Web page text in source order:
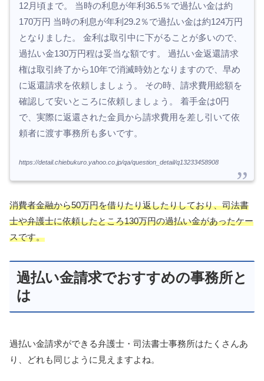
12月頃まで。 当時の利息が年利36.5％で過払い金は約
170万円 当時の利息が年利29.2％で過払い金は約124万円
となりました。 金利は取引中に下がることが多いので、
過払い金130万円程は妥当な額です。 過払い金返還請求
権は取引終了から10年で消滅時効となりますので、早め
に返還請求を依頼しましょう。 その時、請求費用総額を
確認して安いところに依頼しましょう。 着手金は0円
で、実際に返還された金員から請求費用を差し引いて依
頼者に渡す事務所も多いです。
https://detail.chiebukuro.yahoo.co.jp/qa/question_detail/q13233458908
消費者金融から50万円を借りたり返したりしており、司法書
士や弁護士に依頼したところ130万円の過払い金があったケー
スです。
過払い金請求でおすすめの事務所と
は
過払い金請求ができる弁護士・司法書士事務所はたくさんあ
り、どれも同じように見えますよね。